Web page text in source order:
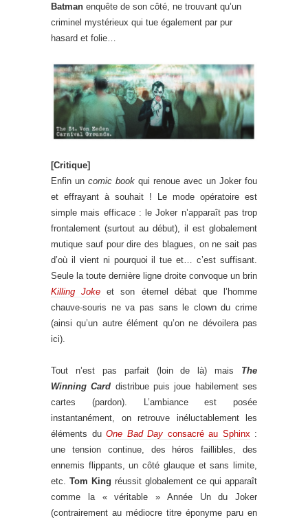
Batman enquête de son côté, ne trouvant qu’un
criminel mystérieux qui tue également par pur
hasard et folie…
[Critique]
Enfin un comic book qui renoue avec un Joker fou
et effrayant à souhait ! Le mode opératoire est
simple mais efficace : le Joker n’apparaît pas trop
frontalement (surtout au début), il est globalement
mutique sauf pour dire des blagues, on ne sait pas
d’où il vient ni pourquoi il tue et… c’est suffisant.
Seule la toute dernière ligne droite convoque un brin
Killing Joke et son éternel débat que l’homme
chauve-souris ne va pas sans le clown du crime
(ainsi qu’un autre élément qu’on ne dévoilera pas
ici).
Tout n’est pas parfait (loin de là) mais The
Winning Card distribue puis joue habilement ses
cartes (pardon). L’ambiance est posée
instantanément, on retrouve inéluctablement les
éléments du One Bad Day consacré au Sphinx :
une tension continue, des héros faillibles, des
ennemis flippants, un côté glauque et sans limite,
etc. Tom King réussit globalement ce qui apparaît
comme la « véritable » Année Un du Joker
(contrairement au médiocre titre éponyme paru en